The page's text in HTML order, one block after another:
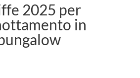
2025 per
in